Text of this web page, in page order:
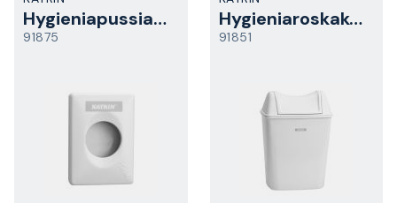
Hygieniapussiannostelija
91875
Hygieniaroskakori
91851